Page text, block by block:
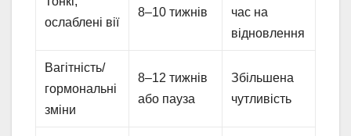
ослаблені вії
8–10 тижнів
час на
відновлення
Вагітність/
гормональні
зміни
8–12 тижнів
або пауза
Збільшена
чутливість